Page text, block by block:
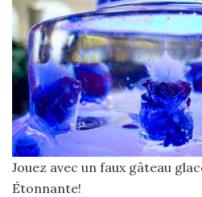
Jouez avec un faux gâteau
Étonnante!